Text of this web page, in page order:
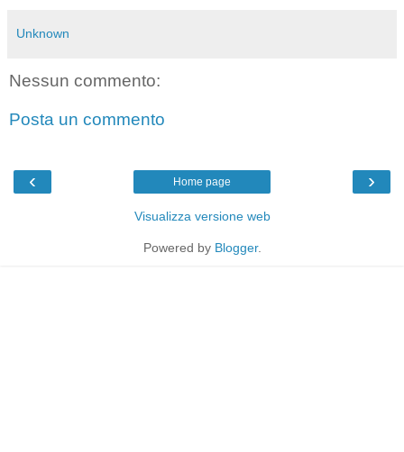
Unknown
Nessun commento:
Posta un commento
‹ ›
Home page
Visualizza versione web
Powered by Blogger.